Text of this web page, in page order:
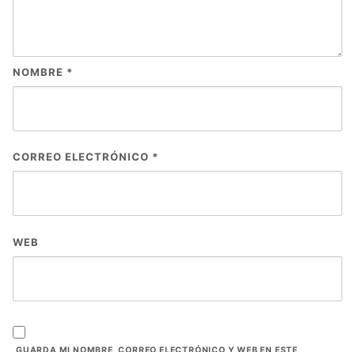
NOMBRE *
CORREO ELECTRÓNICO *
WEB